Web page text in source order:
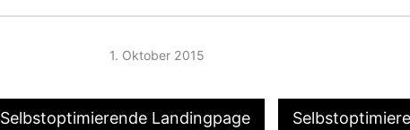
1. Oktober 2015
Selbstoptimierende Landingpage